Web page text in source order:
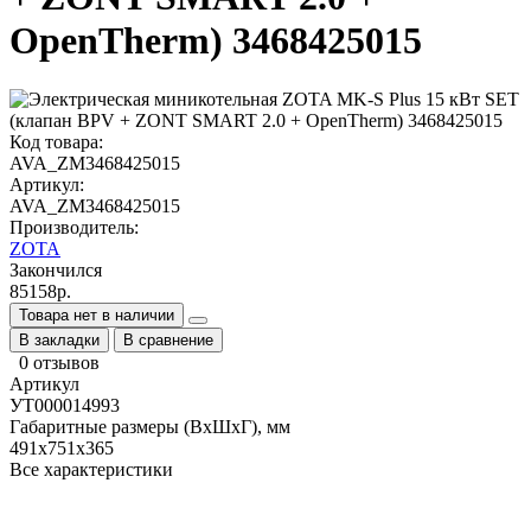
OpenTherm) 3468425015
Код товара:
AVA_ZM3468425015
Артикул:
AVA_ZM3468425015
Производитель:
ZOTA
Закончился
85158р.
Товара нет в наличии
В закладки
В сравнение
0 отзывов
Артикул
УТ000014993
Габаритные размеры (ВхШхГ), мм
491х751х365
Все характеристики